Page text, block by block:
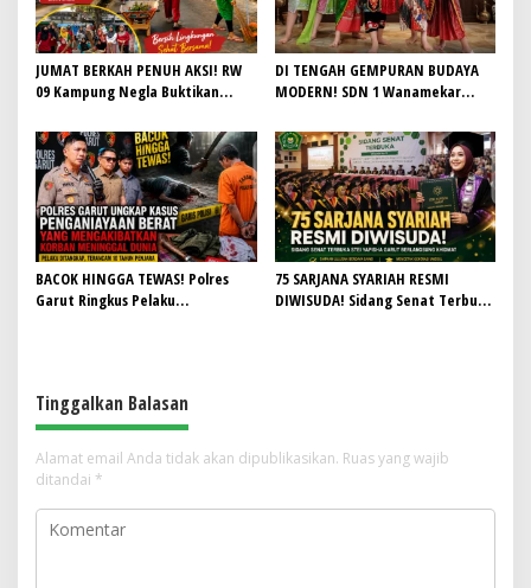
JUMAT BERKAH PENUH AKSI! RW
09 Kampung Negla Buktikan
Slogan, Warga Bersatu Sambut
HUT RI ke-81
DI TENGAH GEMPURAN BUDAYA
MODERN! SDN 1 Wanamekar
Menjaga Warisan Leluhur dari
Ruang Kelas
BACOK HINGGA TEWAS! Polres
Garut Ringkus Pelaku
75 SARJANA SYARIAH RESMI
DIWISUDA! Sidang Senat Terbuka
Tinggalkan Balasan
Alamat email Anda tidak akan dipublikasikan. Ruas yang wajib
ditandai *